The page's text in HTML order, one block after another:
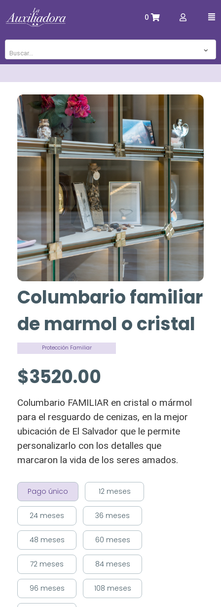
0
Buscar...
Columbario familiar
de marmol o cristal
Protección Familiar
$3520.00
Columbario FAMILIAR en cristal o mármol
para el resguardo de cenizas, en la mejor
ubicación de El Salvador que le permite
personalizarlo con los detalles que
marcaron la vida de los seres amados.
Pago único 12 meses
24 meses 36 meses
48 meses 60 meses
72 meses 84 meses
96 meses 108 meses